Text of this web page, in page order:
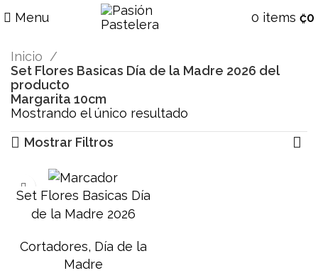
Menu 0 items ₡0
Inicio
Set Flores Basicas Día de la Madre 2026 del
producto
Margarita 10cm
Mostrando el único resultado
Mostrar Filtros
Set Flores Basicas Día
de la Madre 2026
Cortadores, Día de la
Madre